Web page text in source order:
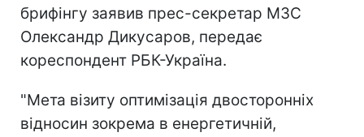
брифінгу заявив прес-секретар МЗС
Олександр Дикусаров, передає
кореспондент РБК-Україна.
"Мета візиту оптимізація двосторонніх
відносин зокрема в енергетичній,